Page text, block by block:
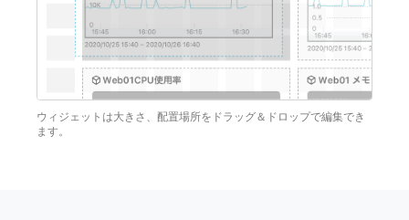
ウィジェットは大きさ、配置場所をドラッグ＆ドロップで編集でき
ます。